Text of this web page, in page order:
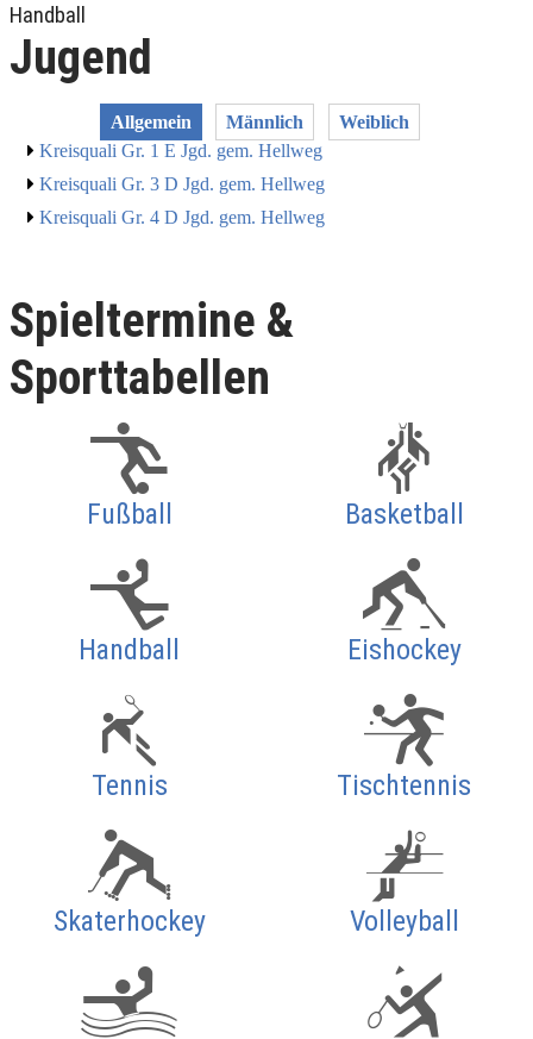
Handball
Jugend
Allgemein Männlich Weiblich
Kreisquali Gr. 1 E Jgd. gem. Hellweg
Kreisquali Gr. 3 D Jgd. gem. Hellweg
Kreisquali Gr. 4 D Jgd. gem. Hellweg
Spieltermine &
Sporttabellen
Fußball Basketball
Handball Eishockey
Tennis Tischtennis
Skaterhockey Volleyball